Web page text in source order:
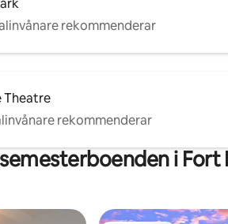
rekommenderar
Theatre
rekommenderar
i Fort